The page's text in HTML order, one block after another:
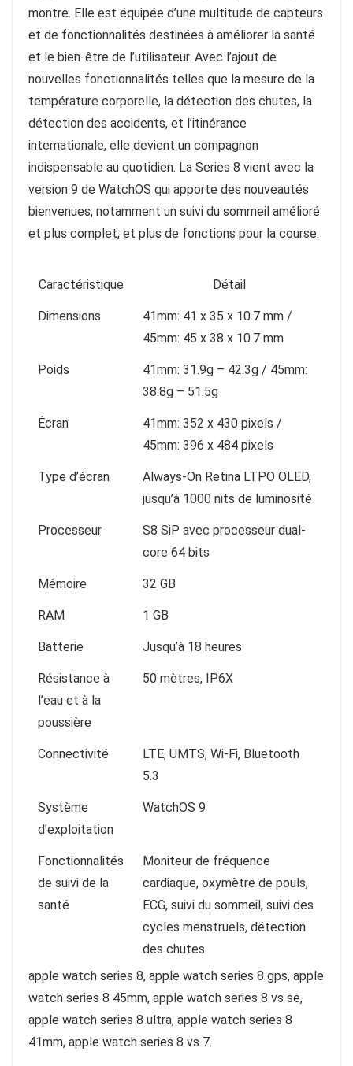
montre. Elle est équipée d’une multitude de capteurs
et de fonctionnalités destinées à améliorer la santé
et le bien-être de l’utilisateur. Avec l’ajout de
nouvelles fonctionnalités telles que la mesure de la
température corporelle, la détection des chutes, la
détection des accidents, et l’itinérance
internationale, elle devient un compagnon
indispensable au quotidien. La Series 8 vient avec la
version 9 de WatchOS qui apporte des nouveautés
bienvenues, notamment un suivi du sommeil amélioré
et plus complet, et plus de fonctions pour la course.
Caractéristique Détail
Dimensions
41mm: 41 x 35 x 10.7 mm /
45mm: 45 x 38 x 10.7 mm
Poids
41mm: 31.9g – 42.3g / 45mm:
38.8g – 51.5g
Écran
41mm: 352 x 430 pixels /
45mm: 396 x 484 pixels
Type d’écran
Always-On Retina LTPO OLED,
jusqu’à 1000 nits de luminosité
Processeur
S8 SiP avec processeur dual-
core 64 bits
Mémoire 32 GB
RAM 1 GB
Batterie Jusqu’à 18 heures
Résistance à
l’eau et à la
poussière
50 mètres, IP6X
Connectivité
LTE, UMTS, Wi-Fi, Bluetooth
5.3
Système
d’exploitation
WatchOS 9
Fonctionnalités
de suivi de la
santé
Moniteur de fréquence
cardiaque, oxymètre de pouls,
ECG, suivi du sommeil, suivi des
cycles menstruels, détection
des chutes
apple watch series 8, apple watch series 8 gps, apple
watch series 8 45mm, apple watch series 8 vs se,
apple watch series 8 ultra, apple watch series 8
41mm, apple watch series 8 vs 7.